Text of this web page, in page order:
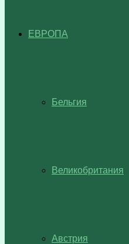
ЕВРОПА
Бельгия
Великобритания
Австрия